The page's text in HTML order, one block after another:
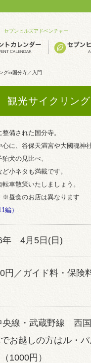
セブンヒルズアドベンチャー
グin国分寺／入門
観光サイクリン
備された国分寺。
に、谷保天満宮や大國魂神
犬の見比べ、
小ネタも満載です。
車散策いたしましょう。
※昼食のお店は異なります
編）
年 4月5日(日)
円／ガイド料・保険
央線・武蔵野線 西
お越しの方はル・
1000円）